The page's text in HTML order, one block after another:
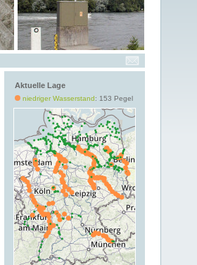
Aktuelle Lage
niedriger Wasserstand: 153 Pegel